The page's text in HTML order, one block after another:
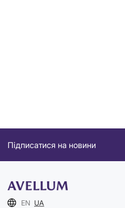
Підписатися на новини
EN UA